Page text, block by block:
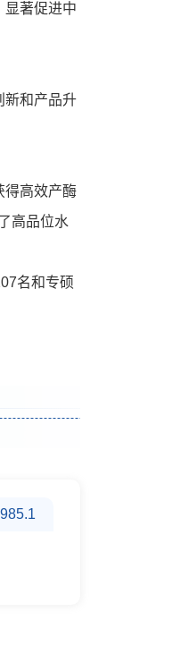
显著促进中
新和产品升
得高效产酶
高品位水
名和专硕